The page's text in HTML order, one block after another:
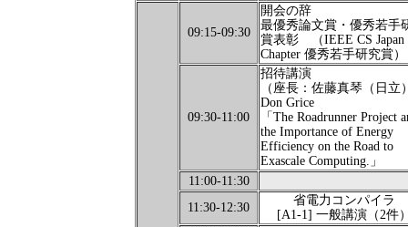
09:15-09:30
開会の辞
最優秀論文賞・優秀若手
賞表彰 （IEEE CS Japan
Chapter 優秀若手研究賞）
09:30-11:00
招待講演
（座長：佐藤真琴（日立
Don Grice
「The Roadrunner Project
the Importance of Energy
Efficiency on the Road to
Exascale Computing.」
11:00-11:30
11:30-12:30
省電力コンパイラ
[A1-1] 一般講演（2件